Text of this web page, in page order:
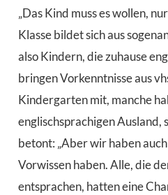
„Das Kind muss es wollen,
Klasse bildet sich aus
also Kindern, die zuhause
bringen Vorkenntnisse aus
Kindergarten mit, manche
englischsprachigen Ausland,
betont: „Aber wir haben
Vorwissen haben. Alle, die
entsprachen, hatten eine